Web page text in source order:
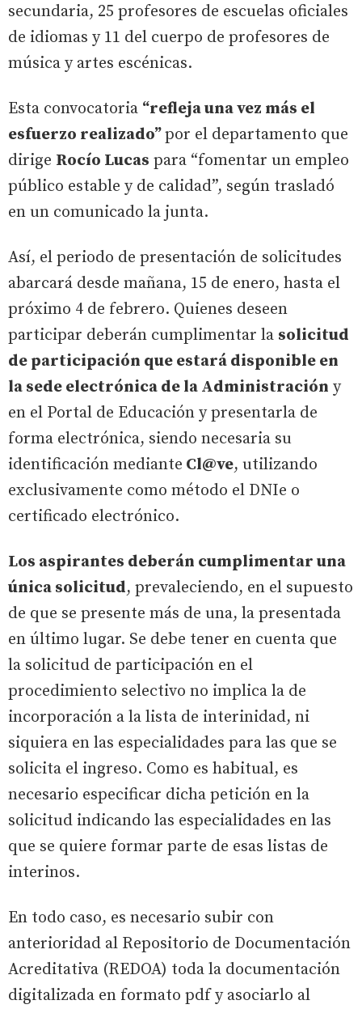
secundaria, 25 profesores de escuelas oficiales
de idiomas y 11 del cuerpo de profesores de
música y artes escénicas.
Esta convocatoria “refleja una vez más el
esfuerzo realizado”por el departamento que
dirige Rocío Lucas para “fomentar un empleo
público estable y de calidad”, según trasladó
en un comunicado la junta.
Así, el periodo de presentación de solicitudes
abarcará desde mañana, 15 de enero, hasta el
próximo 4 de febrero. Quienes deseen
participar deberán cumplimentar la solicitud
de participación que estará disponible en
la sede electrónica de la Administración y
en el Portal de Educación y presentarla de
forma electrónica, siendo necesaria su
identificación mediante Cl@ve, utilizando
exclusivamente como método el DNIe o
certificado electrónico.
Los aspirantes deberán cumplimentar una
única solicitud, prevaleciendo, en el supuesto
de que se presente más de una, la presentada
en último lugar. Se debe tener en cuenta que
la solicitud de participación en el
procedimiento selectivo no implica la de
incorporación a la lista de interinidad, ni
siquiera en las especialidades para las que se
solicita el ingreso. Como es habitual, es
necesario especificar dicha petición en la
solicitud indicando las especialidades en las
que se quiere formar parte de esas listas de
interinos.
En todo caso, es necesario subir con
anterioridad al Repositorio de Documentación
Acreditativa (REDOA) toda la documentación
digitalizada en formato pdf y asociarlo al